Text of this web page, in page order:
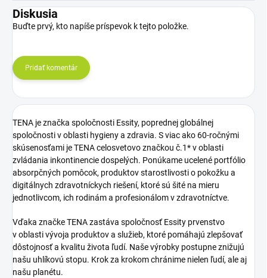
Diskusia
Buďte prvý, kto napíše príspevok k tejto položke.
Pridať komentár
TENA je značka spoločnosti Essity, poprednej globálnej
spoločnosti v oblasti hygieny a zdravia. S viac ako 60-ročnými
skúsenosťami je TENA celosvetovo značkou č.1* v oblasti
zvládania inkontinencie dospelých. Ponúkame ucelené portfólio
absorpčných pomôcok, produktov starostlivosti o pokožku a
digitálnych zdravotníckych riešení, ktoré sú šité na mieru
jednotlivcom, ich rodinám a profesionálom v zdravotníctve.
Vďaka značke TENA zastáva spoločnosť Essity prvenstvo
v oblasti vývoja produktov a služieb, ktoré pomáhajú zlepšovať
dôstojnosť a kvalitu života ľudí. Naše výrobky postupne znižujú
našu uhlíkovú stopu. Krok za krokom chránime nielen ľudí, ale aj
našu planétu.